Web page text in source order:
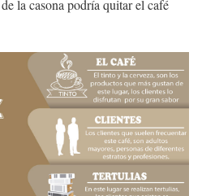
la casona podría quitar el café